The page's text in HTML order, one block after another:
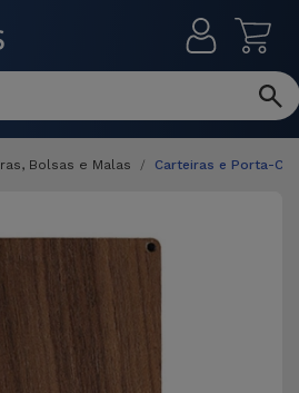
Bolsas e Malas Carteiras e Porta-